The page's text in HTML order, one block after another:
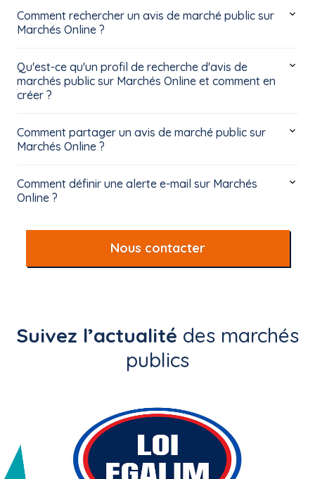
Comment rechercher un avis de marché public sur
Marchés Online ?
Qu'est-ce qu'un profil de recherche d'avis de
marchés public sur Marchés Online et comment en
créer ?
Comment partager un avis de marché public sur
Marchés Online ?
Comment définir une alerte e-mail sur Marchés
Online ?
Nous contacter
Suivez l’actualité des marchés
publics